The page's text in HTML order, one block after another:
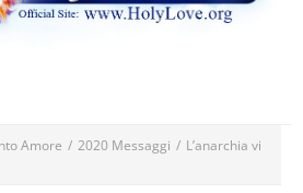
Amore / 2020 Messaggi / L’anarchia vi